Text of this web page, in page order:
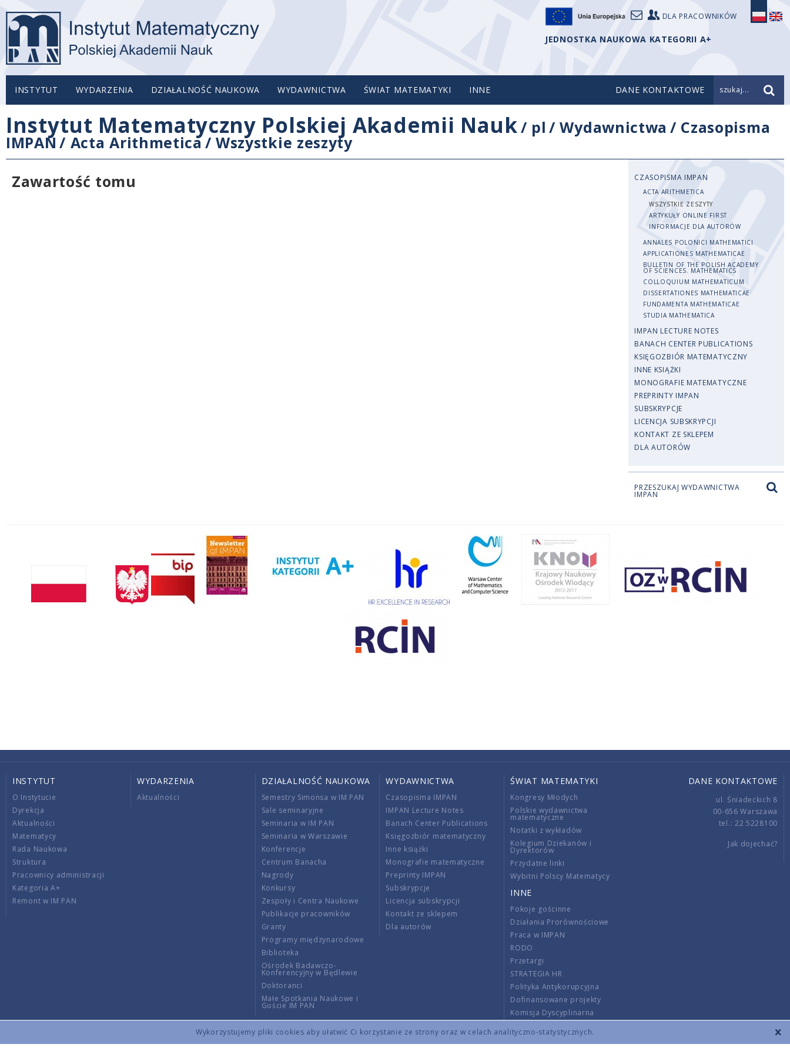
Wykorzystujemy pliki cookies aby ułatwić Ci korzystanie ze strony oraz w celach analityczno-statystycznych.
DLA PRACOWNIKÓW
JEDNOSTKA NAUKOWA KATEGORII A+
INSTYTUT WYDARZENIA DZIAŁALNOŚĆ NAUKOWA WYDAWNICTWA ŚWIAT MATEMATYKI INNE DANE KONTAKTOWE szukaj...
Instytut Matematyczny Polskiej Akademii Nauk/ pl /Wydawnictwa / Czasopisma
IMPAN / Acta Arithmetica/ Wszystkie zeszyty
Zawartość tomu
CZASOPISMA IMPAN
ACTA ARITHMETICA
WSZYSTKIE ZESZYTY
ARTYKUŁY ONLINE FIRST
INFORMACJE DLA AUTORÓW
ANNALES POLONICI MATHEMATICI
APPLICATIONES MATHEMATICAE
BULLETIN OF THE POLISH ACADEMY
OF SCIENCES. MATHEMATICS
COLLOQUIUM MATHEMATICUM
DISSERTATIONES MATHEMATICAE
FUNDAMENTA MATHEMATICAE
STUDIA MATHEMATICA
IMPAN LECTURE NOTES
BANACH CENTER PUBLICATIONS
KSIĘGOZBIÓR MATEMATYCZNY
INNE KSIĄŻKI
MONOGRAFIE MATEMATYCZNE
PREPRINTY IMPAN
SUBSKRYPCJE
LICENCJA SUBSKRYPCJI
KONTAKT ZE SKLEPEM
DLA AUTORÓW
PRZESZUKAJ WYDAWNICTWA
IMPAN
INSTYTUT
O Instytucie
Dyrekcja
Aktualności
Matematycy
Rada Naukowa
Struktura
Pracownicy administracji
Kategoria A+
Remont w IM PAN
WYDARZENIA
Aktualności
DZIAŁALNOŚĆ NAUKOWA
Semestry Simonsa w IM PAN
Sale seminaryjne
Seminaria w IM PAN
Seminaria w Warszawie
Konferencje
Centrum Banacha
Nagrody
Konkursy
Zespoły i Centra Naukowe
Publikacje pracowników
Granty
Programy międzynarodowe
Biblioteka
Ośrodek Badawczo-
Konferencyjny w Będlewie
Doktoranci
Małe Spotkania Naukowe i
Goście IM PAN
WYDAWNICTWA
Czasopisma IMPAN
IMPAN Lecture Notes
Banach Center Publications
Księgozbiór matematyczny
Inne książki
Monografie matematyczne
Preprinty IMPAN
Subskrypcje
Licencja subskrypcji
Kontakt ze sklepem
Dla autorów
ŚWIAT MATEMATYKI
Kongresy Młodych
Polskie wydawnictwa
matematyczne
Notatki z wykładów
Kolegium Dziekanów i
Dyrektorów
Przydatne linki
Wybitni Polscy Matematycy
INNE
Pokoje gościnne
Działania Prorównościowe
Praca w IMPAN
RODO
Przetargi
STRATEGIA HR
Polityka Antykorupcyjna
Dofinansowane projekty
Komisja Dyscyplinarna
Wnoszenie opłat
DANE KONTAKTOWE
ul. Śniadeckich 8
00-656 Warszawa
tel.: 22 5228100
Jak dojechać?